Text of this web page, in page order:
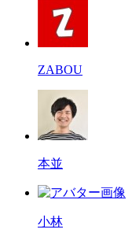
ZABOU
本並
小林